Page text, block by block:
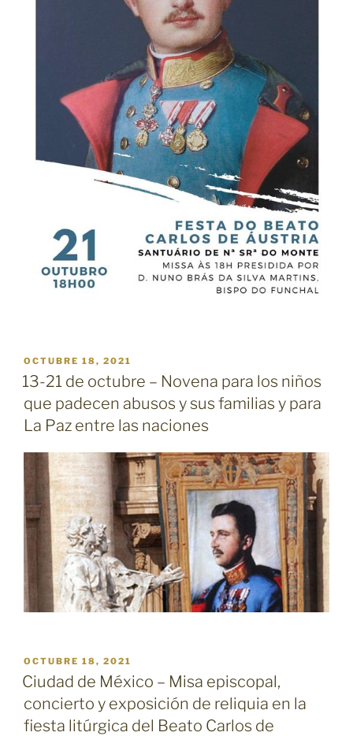
PUBLICADO
EL
OCTUBRE 18, 2021
13-21 de octubre – Novena para los niños
que padecen abusos y sus familias y para
La Paz entre las naciones
PUBLICADO
EL
OCTUBRE 18, 2021
Ciudad de México – Misa episcopal,
concierto y exposición de reliquia en la
fiesta litúrgica del Beato Carlos de